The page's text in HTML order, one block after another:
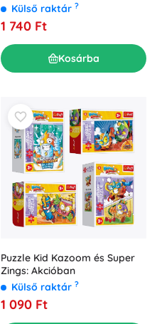
Külső raktár ?
1 740 Ft
Kosárba
Puzzle Kid Kazoom és Super
Zings: Akcióban
Külső raktár ?
1 090 Ft